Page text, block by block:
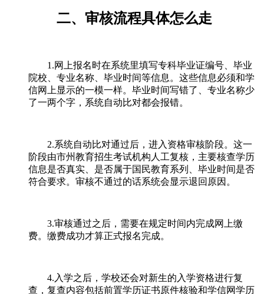
二、审核流程具体怎么走
1.网上报名时在系统里填写专科毕业证编号、毕业
院校、专业名称、毕业时间等信息。这些信息必须和学
信网上显示的一模一样。毕业时间写错了、专业名称少
了一两个字，系统自动比对都会报错。
2.系统自动比对通过后，进入资格审核阶段。这一
阶段由市州教育招生考试机构人工复核，主要核查学历
信息是否真实、是否属于国民教育系列、毕业时间是否
符合要求。审核不通过的话系统会显示退回原因。
3.审核通过之后，需要在规定时间内完成网上缴
费。缴费成功才算正式报名完成。
4.入学之后，学校还会对新生的入学资格进行复
查，复查内容包括前置学历证书原件核验和学信网学历